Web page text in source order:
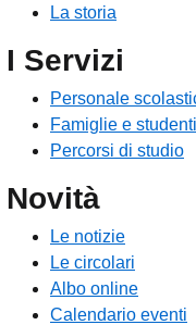
La storia
I Servizi
Personale
Famiglie e studenti
Percorsi di studio
Novità
Le notizie
Le circolari
Albo online
Calendario eventi